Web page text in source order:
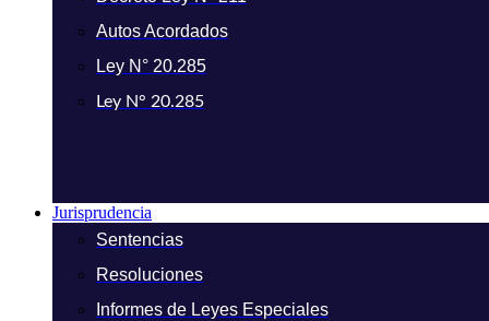
Autos Acordados
Ley N° 20.285
Ley N° 20.285
Jurisprudencia
Sentencias
Resoluciones
Informes de Leyes Especiales